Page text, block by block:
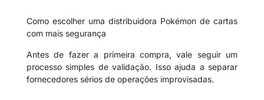
Como escolher uma distribuidora Pokémon de cartas
com mais segurança
Antes de fazer a primeira compra, vale seguir um
processo simples de validação. Isso ajuda a separar
fornecedores sérios de operações improvisadas.